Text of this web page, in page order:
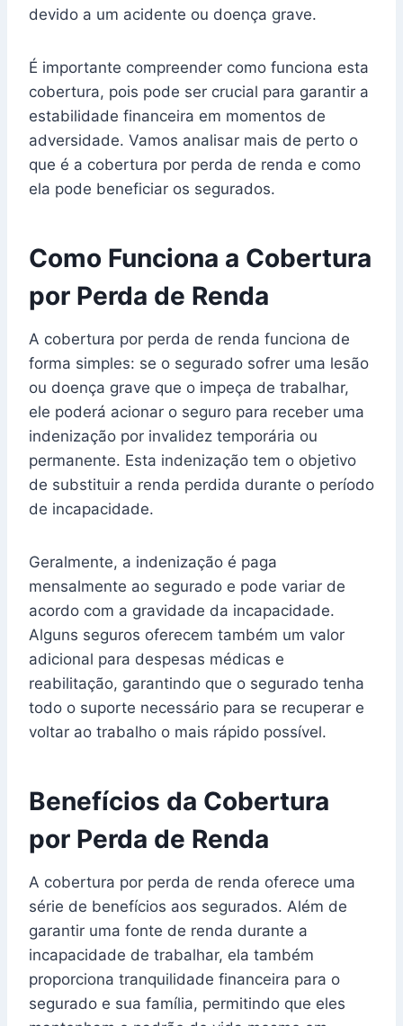
devido a um acidente ou doença grave.
É importante compreender como funciona esta
cobertura, pois pode ser crucial para garantir a
estabilidade financeira em momentos de
adversidade. Vamos analisar mais de perto o
que é a cobertura por perda de renda e como
ela pode beneficiar os segurados.
Como Funciona a Cobertura
por Perda de Renda
A cobertura por perda de renda funciona de
forma simples: se o segurado sofrer uma lesão
ou doença grave que o impeça de trabalhar,
ele poderá acionar o seguro para receber uma
indenização por invalidez temporária ou
permanente. Esta indenização tem o objetivo
de substituir a renda perdida durante o período
de incapacidade.
Geralmente, a indenização é paga
mensalmente ao segurado e pode variar de
acordo com a gravidade da incapacidade.
Alguns seguros oferecem também um valor
adicional para despesas médicas e
reabilitação, garantindo que o segurado tenha
todo o suporte necessário para se recuperar e
voltar ao trabalho o mais rápido possível.
Benefícios da Cobertura
por Perda de Renda
A cobertura por perda de renda oferece uma
série de benefícios aos segurados. Além de
garantir uma fonte de renda durante a
incapacidade de trabalhar, ela também
proporciona tranquilidade financeira para o
segurado e sua família, permitindo que eles